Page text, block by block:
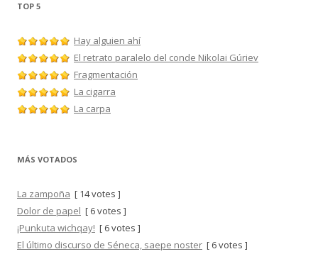
TOP 5
Hay alguien ahí
El retrato paralelo del conde Nikolai Gúriev
Fragmentación
La cigarra
La carpa
MÁS VOTADOS
La zampoña [ 14 votes ]
Dolor de papel [ 6 votes ]
¡Punkuta wichqay! [ 6 votes ]
El último discurso de Séneca, saepe noster [ 6 votes ]